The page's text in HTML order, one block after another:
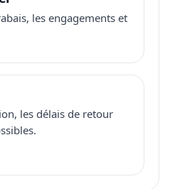
les engagements et
les délais de retour